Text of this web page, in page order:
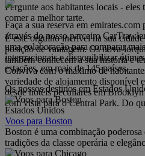
Pergunte aos habitantes locais -
comer a melhor tarte.
É este orgulho incrível na sua
posição de vantagem. Os nova-
também conhecem a sua história e
Conviva com o máximo de
variedade de alojamento disponível
desde hotéis peculiares em
com vista para o Central Park. Do
Faça a sua reserva em
através do nosso parceiro
uma colaboração para comparar
internacionais e disponibilizar
estações, em mais de 145 países.
Os nossos destinos em Estados
Estados Unidos
Voos para Boston
Boston é uma combinação
tradições da classe operária e